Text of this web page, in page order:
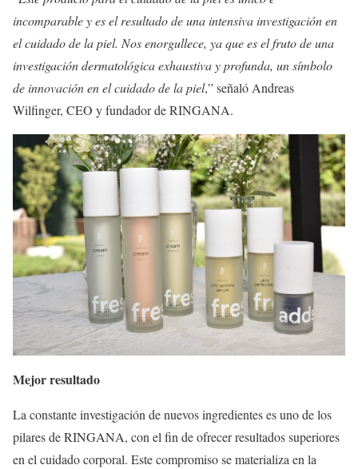
incomparable y es el resultado de una intensiva investigación en
el cuidado de la piel. Nos enorgullece, ya que es el fruto de una
investigación dermatológica exhaustiva y profunda, un símbolo
de innovación en el cuidado de la piel,” señaló Andreas
Wilfinger, CEO y fundador de RINGANA.
Mejor resultado
La constante investigación de nuevos ingredientes es uno de los
pilares de RINGANA, con el fin de ofrecer resultados superiores
en el cuidado corporal. Este compromiso se materializa en la